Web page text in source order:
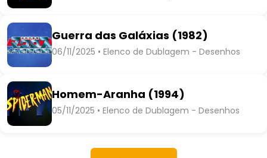
Guerra das Galáxias (1982)
06/11/2025 • Elenco de Dublagem - Desenhos
Homem-Aranha (1994)
05/11/2025 • Elenco de Dublagem - Desenhos